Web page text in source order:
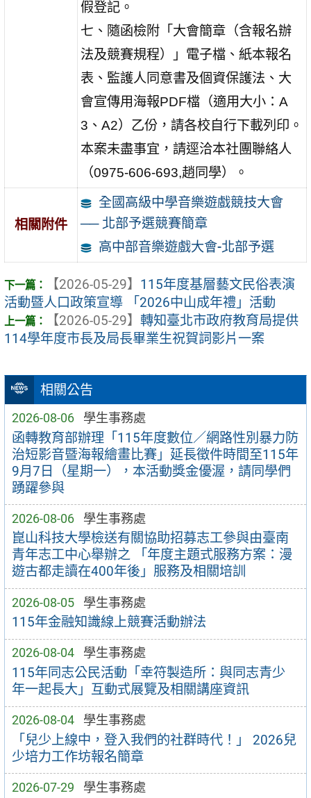
相關公告
2026-08-06 學生事務處
函轉教育部辦理「115年度數位／網路性別暴力防
治短影音暨海報繪畫比賽」延長徵件時間至115年
9月7日（星期一），本活動獎金優渥，請同學們
踴躍參與
2026-08-06 學生事務處
崑山科技大學檢送有關協助招募志工參與由臺南
青年志工中心舉辦之 「年度主題式服務方案：漫
遊古都走讀在400年後」服務及相關培訓
2026-08-05 學生事務處
115年金融知識線上競賽活動辦法
2026-08-04 學生事務處
115年同志公民活動「幸符製造所：與同志青少
年一起長大」互動式展覽及相關講座資訊
2026-08-04 學生事務處
「兒少上線中，登入我們的社群時代！」 2026兒
少培力工作坊報名簡章
2026-07-29 學生事務處
假登記。
七、隨函檢附「大會簡章（含報名辦
法及競賽規程）」電子檔、紙本報名
表、監護人同意書及個資保護法、大
會宣傳用海報PDF檔（適用大小：A
3、A2）乙份，請各校自行下載列印。
本案未盡事宜，請逕洽本社團聯絡人
（0975-606-693,趙同學）。
相關附件
全國高級中學音樂遊戲競技大會
── 北部予選競賽簡章
高中部音樂遊戲大會-北部予選
【2026-05-29】 115年度基層藝文民俗表演
活動暨人口政策宣導 「2026中山成年禮」活動
【2026-05-29】 轉知臺北市政府教育局提供
114學年度市長及局長畢業生祝賀詞影片一案